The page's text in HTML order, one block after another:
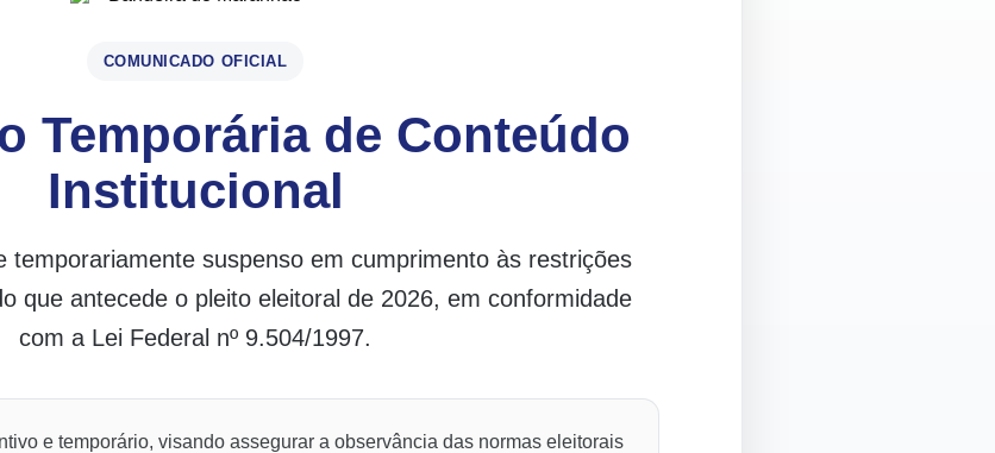
COMUNICADO OFICIAL
Temporária de Conteúdo
Institucional
temporariamente suspenso em cumprimento às restrições
que antecede o pleito eleitoral de 2026, em conformidade
com a Lei Federal nº 9.504/1997.
e temporário, visando assegurar a observância das normas eleitorais